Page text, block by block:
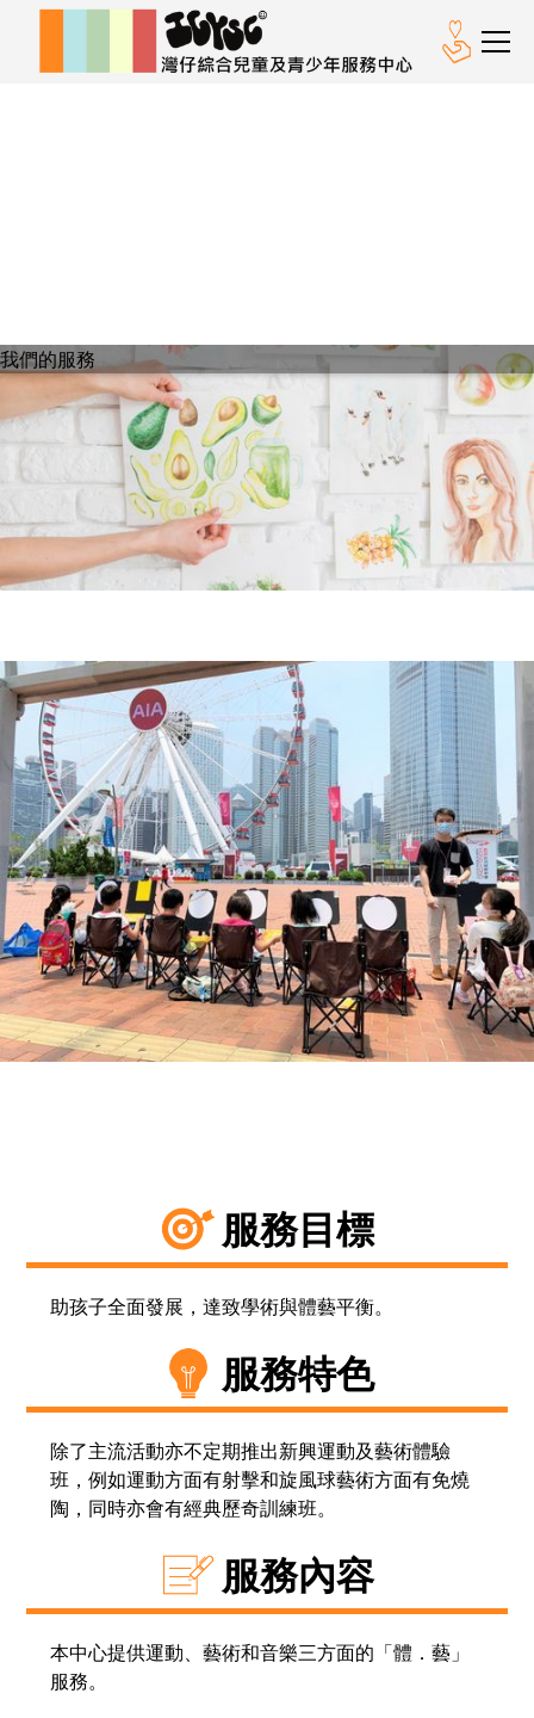
我們的服務
「體．藝」服務
為兒童及青少年提供多元化的運動訓練及藝術體驗，籍此
促進兒童個人成長。
服務目標
助孩子全面發展，達致學術與體藝平衡。
服務特色
除了主流活動亦不定期推出新興運動及藝術體驗
班，例如運動方面有射擊和旋風球藝術方面有免燒
陶，同時亦會有經典歷奇訓練班。
服務內容
本中心提供運動、藝術和音樂三方面的「體．藝」
服務。